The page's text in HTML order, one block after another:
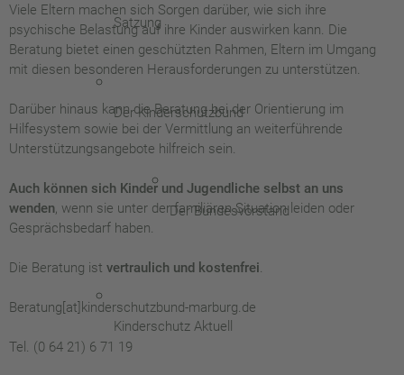
Satzung
Der Kinderschutzbund
Der Bundesvorstand
Kinderschutz Aktuell
Viele Eltern machen sich Sorgen darüber, wie sich ihre
psychische Belastung auf ihre Kinder auswirken kann. Die
Beratung bietet einen geschützten Rahmen, Eltern im Umgang
mit diesen besonderen Herausforderungen zu unterstützen.
Darüber hinaus kann die Beratung bei der Orientierung im
Hilfesystem sowie bei der Vermittlung an weiterführende
Unterstützungsangebote hilfreich sein.
Auch können sich Kinder und Jugendliche selbst an uns
wenden, wenn sie unter der familiären Situation leiden oder
Gesprächsbedarf haben.
Die Beratung ist vertraulich und kostenfrei.
Beratung[at]kinderschutzbund-marburg.de
Tel. (0 64 21) 6 71 19